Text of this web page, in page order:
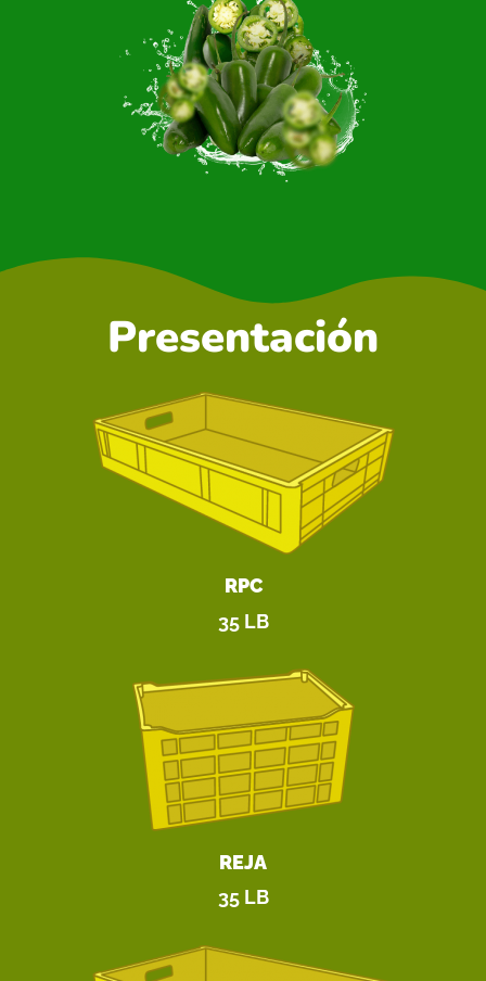
Presentación
RPC
35 LB
REJA
35 LB